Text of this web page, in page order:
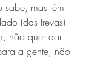
sabe, mas têm
(das trevas).
não quer dar
a gente, não